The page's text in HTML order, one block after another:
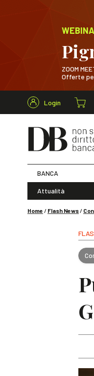
ZOOM
Offerte
Login
BANCA
Attualità
Home / Flash News/